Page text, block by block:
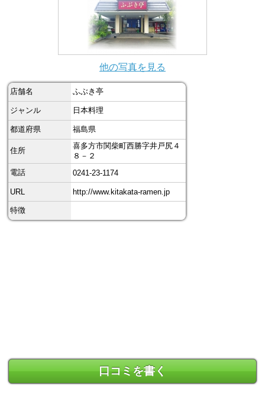
他の写真を見る
店舗名 ふぶき亭
ジャンル 日本料理
都道府県 福島県
住所
喜多方市関柴町西勝字井戸尻４
８－２
電話
0241-23-1174
URL http://www.kitakata-ramen.jp
特徴
口コミを書く